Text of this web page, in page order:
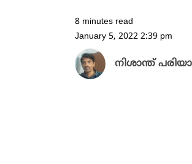
8 minutes read
January 5, 2022 2:39 pm
നിശാന്ത്